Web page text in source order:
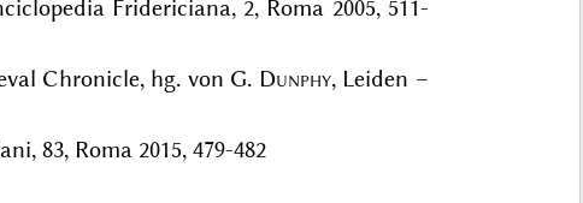
Fridericiana, 2, Roma 2005, 511-
Chronicle, hg. von G. Dunphy, Leiden –
83, Roma 2015, 479-482